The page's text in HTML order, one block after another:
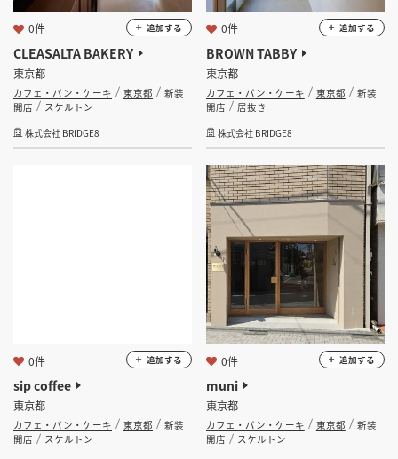
CLEASALTA BAKERY
東京都
カフェ・パン・ケーキ 東京都
新装
開店
スケルトン
株式会社 BRIDGE8
0件 追加する
BROWN TABBY
東京都
カフェ・パン・ケーキ 東京都
新装
開店
居抜き
株式会社 BRIDGE8
0件 追加する
sip coffee
東京都
カフェ・パン・ケーキ 東京都
新装
開店
スケルトン
0件 追加する
muni
東京都
カフェ・パン・ケーキ 東京都
新装
開店
スケルトン
0件 追加する